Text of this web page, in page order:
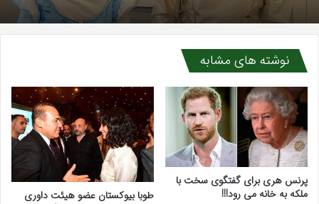
نوشته های مشابه
پرنس هری برای گفتگوی سخت با
ملکه به خانه می رود!!!
طوبا بیوکستان عضو هیئت داوری